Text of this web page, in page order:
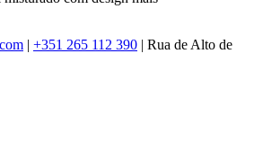
| +351 265 112 390 | Rua de Alto de